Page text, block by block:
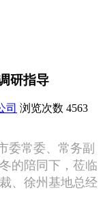
研指导
司 浏览次数 4563
常委、常务副
的陪同下，莅临
、徐州基地总经